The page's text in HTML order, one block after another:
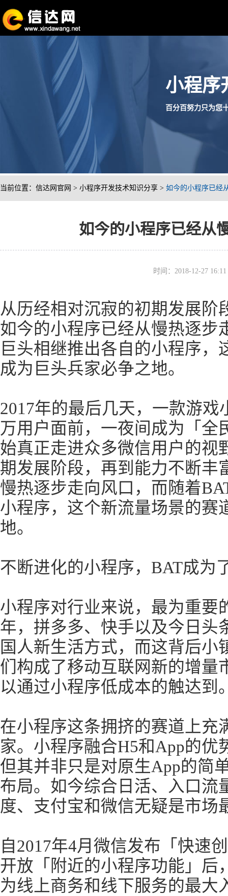
小程序
百分百努力只为您
当前位置： 信达网官网 > 小程序开发技术知识分享 > 如今的小程序已经
如今的小程序已经从
时间：2018-12-27
从历经相对沉寂的初期发展阶
如今的小程序已经从慢热逐步
巨头相继推出各自的小程序，
成为巨头兵家必争之地。
2017年的最后几天，一款游
万用户面前，一夜间成为「全
始真正走进众多微信用户的视
期发展阶段，再到能力不断丰
慢热逐步走向风口，而随着
小程序，这个新流量场景的赛
地。
不断进化的小程序，BAT成为
小程序对行业来说，最为重要
年，拼多多、快手以及今日头
国人新生活方式，而这背后小
们构成了移动互联网新的增量
以通过小程序低成本的触达到
在小程序这条拥挤的赛道上充
家。小程序融合H5和App的优
但其并非只是对原生App的简
布局。如今综合日活、入口流
度、支付宝和微信无疑是市场
自2017年4月微信发布「快速
开放「附近的小程序功能」后
为线上商务和线下服务的最大